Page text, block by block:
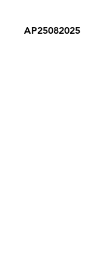
AP25082025